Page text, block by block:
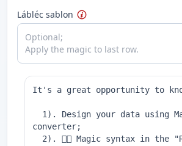
Lábléc sablon